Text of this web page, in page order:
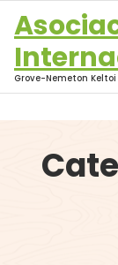
content
Grove-Nemeton Keltoi